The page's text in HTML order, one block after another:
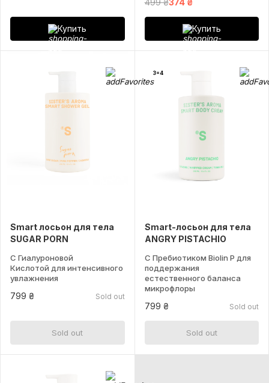
Купить
499 ₴374 ₴
Купить
Smart лосьон для тела
SUGAR PORN
С Гиалуроновой
Кислотой для интенсивного
увлажнения
799 ₴ Sold out
Sold out
3=4
Smart-лосьон для тела
ANGRY PISTACHIO
С Пребиотиком Biolin P для
поддержания
естественного баланса
микрофлоры
799 ₴ Sold out
Sold out